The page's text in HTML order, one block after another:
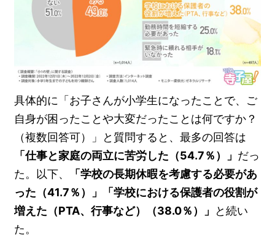
具体的に「お子さんが小学生になったことで、ご
自身が困ったことや大変だったことは何ですか？
（複数回答可）」と質問すると、最多の回答は
「仕事と家庭の両立に苦労した（54.7％）」 だっ
た。以下、
「学校の長期休暇を考慮する必要があ
った（41.7％）」「学校における保護者の役割が
増えた（PTA、行事など）（38.0％）」
と続い
た。